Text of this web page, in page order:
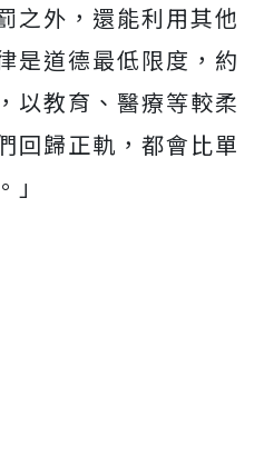
之外，還能利用其他
是道德最低限度，約
以教育、醫療等較柔
回歸正軌，都會比單